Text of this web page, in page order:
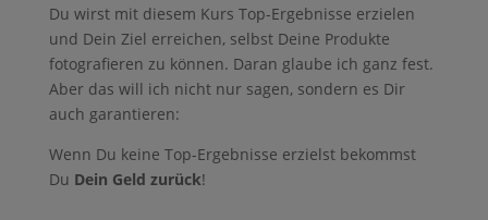
Du wirst mit diesem Kurs Top-Ergebnisse erzielen
und Dein Ziel erreichen, selbst Deine Produkte
fotografieren zu können. Daran glaube ich ganz fest.
Aber das will ich nicht nur sagen, sondern es Dir
auch garantieren:
Wenn Du keine Top-Ergebnisse erzielst bekommst
Du Dein Geld zurück!